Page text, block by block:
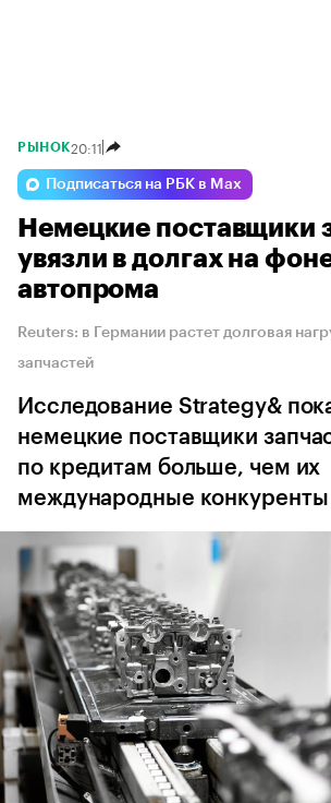
РЫНОК20:11
Подписаться на РБК в Max
Немецкие поставщики
увязли в долгах на
автопрома
Reuters: в Германии растет долговая
запчастей
Исследование Strategy&
немецкие поставщики
по кредитам больше, чем их
международные конкуренты